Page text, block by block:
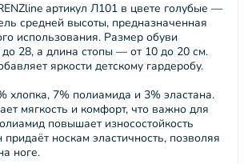
артикул Л101 в цвете голубые —
средней высоты, предназначенная
использования. Размер обуви
до 28, а длина стопы — от 10 до 20 см.
яркости детскому гардеробу.
хлопка, 7% полиамида и 3% эластана.
мягкость и комфорт, что важно для
повышает износостойкость
придаёт носкам эластичность, позволяя
ноге.